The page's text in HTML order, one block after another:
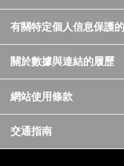
有關特定個人信息保護
關於數據與連結的履歷
網站使用條款
交通指南